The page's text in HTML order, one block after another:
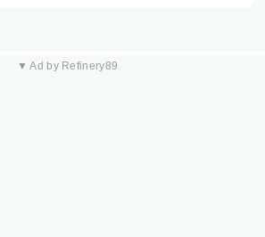
▼ Ad by Refinery89